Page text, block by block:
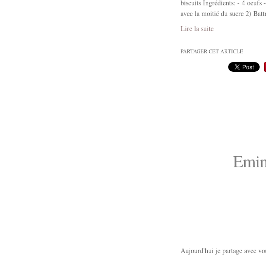
biscuits Ingrédients: - 4 oeufs
avec la moitié du sucre 2)
Lire la suite
PARTAGER CET ARTICLE
Aujourd'hui je partage avec